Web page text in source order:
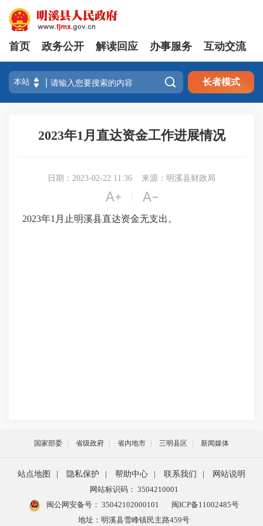
首页 政务公开 解读回应 办事服务 互动交流
 长者模式
2023年1月直达资金工作进展情况
日期：2023-02-22 11:36 来源：明溪县财政局
 
2023年1月止明溪县直达资金无支出。
国家部委 省级政府 省内地市 三明县区 新闻媒体
站点地图 隐私保护 帮助中心 联系我们
网站说明
网站标识码： 3504210001
闽公网安备号： 35042102000101
闽ICP备11002485号
地址：明溪县雪峰镇民主路459号